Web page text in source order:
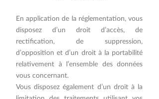
En application de la réglementation, vous
disposez d’un droit d’accès, de
rectification, de suppression,
d’opposition et d’un droit à la portabilité
relativement à l’ensemble des données
vous concernant.
Vous disposez également d’un droit à la